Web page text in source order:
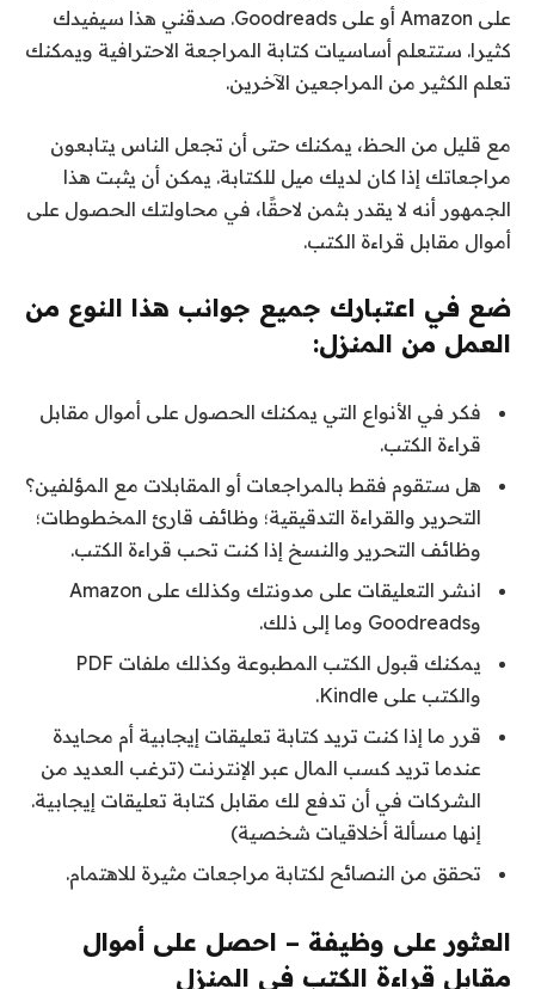
على Amazon أو على Goodreads. صدقني هذا سيفيدك
كثيرا. ستتعلم أساسيات كتابة المراجعة الاحترافية ويمكنك
تعلم الكثير من المراجعين الآخرين.
مع قليل من الحظ، يمكنك حتى أن تجعل الناس يتابعون
مراجعاتك إذا كان لديك ميل للكتابة. يمكن أن يثبت هذا
الجمهور أنه لا يقدر بثمن لاحقًا، في محاولتك الحصول على
أموال مقابل قراءة الكتب.
ضع في اعتبارك جميع جوانب هذا النوع من
العمل من المنزل:
فكر في الأنواع التي يمكنك الحصول على أموال مقابل
قراءة الكتب.
هل ستقوم فقط بالمراجعات أو المقابلات مع المؤلفين؟
التحرير والقراءة التدقيقية؛ وظائف قارئ المخطوطات؛
وظائف التحرير والنسخ إذا كنت تحب قراءة الكتب.
انشر التعليقات على مدونتك وكذلك على Amazon
وGoodreads وما إلى ذلك.
يمكنك قبول الكتب المطبوعة وكذلك ملفات PDF
والكتب على Kindle.
قرر ما إذا كنت تريد كتابة تعليقات إيجابية أم محايدة
عندما تريد كسب المال عبر الإنترنت (ترغب العديد من
الشركات في أن تدفع لك مقابل كتابة تعليقات إيجابية.
إنها مسألة أخلاقيات شخصية)
تحقق من النصائح لكتابة مراجعات مثيرة للاهتمام.
العثور على وظيفة – احصل على أموال
مقابل قراءة الكتب في المنزل